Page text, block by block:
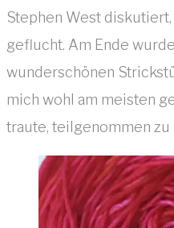
Stephen West
geflucht. Am Ende
wunderschönen
mich wohl am meisten
traute, teilgenommen zu